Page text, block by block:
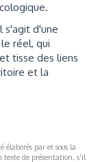
s'agit d'une
réel, qui
tisse des liens
et la
élaborés par et sous la
texte de présentation, s'il